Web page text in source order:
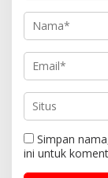
Simpan
ini untuk